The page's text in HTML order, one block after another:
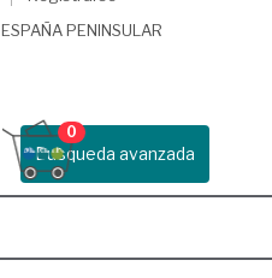
ESPAÑA PENINSULAR
Busqueda avanzada
0